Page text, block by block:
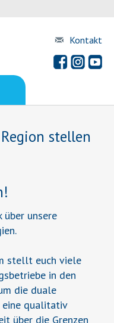
Kontakt
stellen
über unsere
stellt euch viele
in den
die duale
eine qualitativ
über die Grenzen